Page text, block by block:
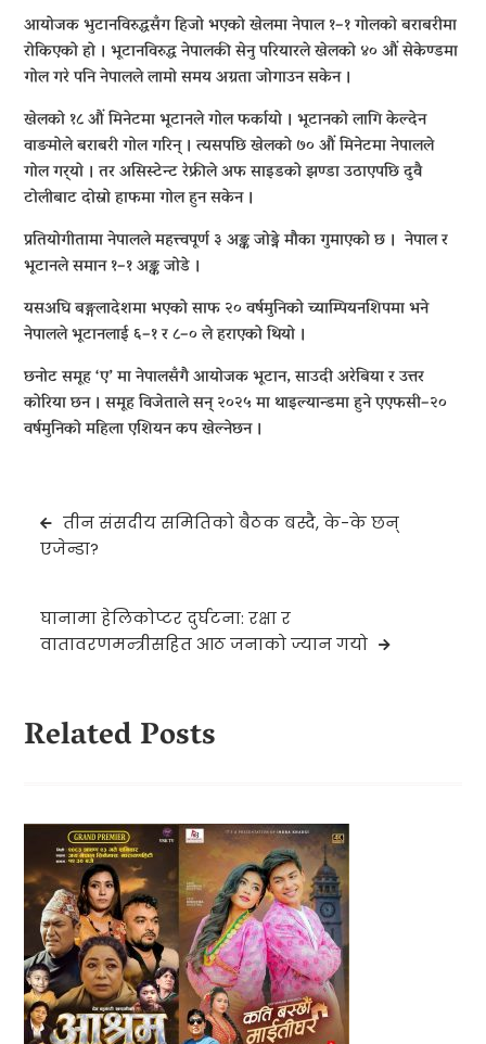
आयोजक भुटानविरुद्धसँग हिजो भएको खेलमा नेपाल १–१ गोलको बराबरीमा
रोकिएको हो । भूटानविरुद्ध नेपालकी सेनु परियारले खेलको ४० औं सेकेण्डमा
गोल गरे पनि नेपालले लामो समय अग्रता जोगाउन सकेन ।
खेलको १८ औं मिनेटमा भूटानले गोल फर्कायो । भूटानको लागि केल्देन
वाङमोले बराबरी गोल गरिन् । त्यसपछि खेलको ७० औं मिनेटमा नेपालले
गोल गर्‍याे । तर असिस्टेन्ट रेफ्रीले अफ साइडको झण्डा उठाएपछि दुवै
टोलीबाट दोस्रो हाफमा गोल हुन सकेन ।
प्रतियोगीतामा नेपालले महत्त्वपूर्ण ३ अङ्क जोड्ने मौका गुमाएको छ । नेपाल र
भूटानले समान १–१ अङ्क जोडे ।
यसअघि बङ्गलादेशमा भएको साफ २० वर्षमुनिको च्याम्पियनशिपमा भने
नेपालले भूटानलाई ६–१ र ८–० ले हराएको थियो ।
छनोट समूह ‘ए’ मा नेपालसँगै आयोजक भूटान, साउदी अरेबिया र उत्तर
कोरिया छन । समूह विजेताले सन् २०२५ मा थाइल्यान्डमा हुने एएफसी–२०
वर्षमुनिको महिला एशियन कप खेल्नेछन ।
Post
navigation
तीन संसदीय समितिको बैठक बस्दै, के-के छन्
एजेन्डा?
घानामा हेलिकोप्टर दुर्घटना: रक्षा र
वातावरणमन्त्रीसहित आठ जनाको ज्यान गयो
Related Posts